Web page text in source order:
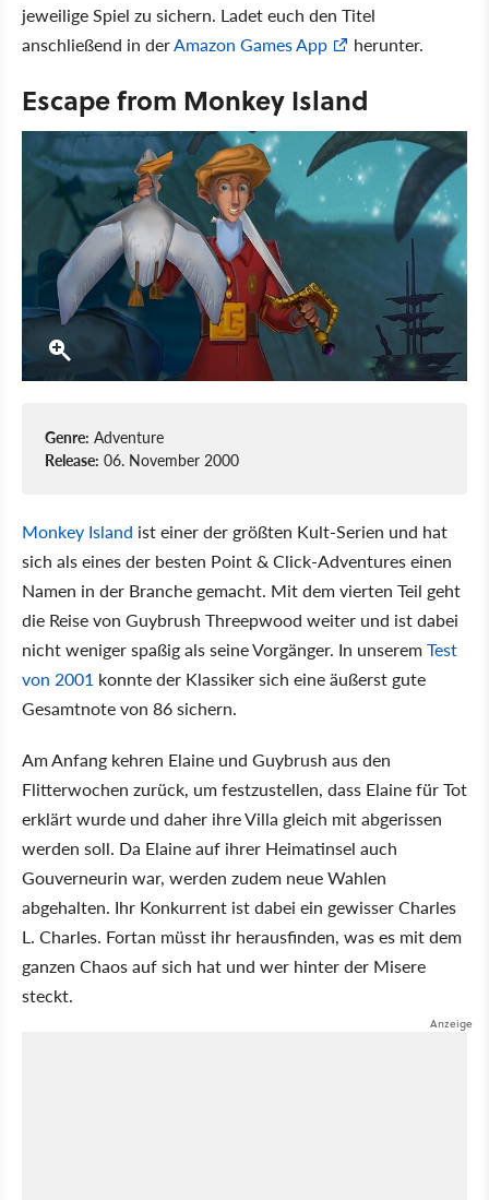
jeweilige Spiel zu sichern. Ladet euch den Titel
anschließend in derAmazon Games App herunter.
Escape from Monkey Island
Genre: Adventure
Release: 06. November 2000
Monkey Island ist einer der größten Kult-Serien und hat
sich als eines der besten Point & Click-Adventures einen
Namen in der Branche gemacht. Mit dem vierten Teil geht
die Reise von Guybrush Threepwood weiter und ist dabei
nicht weniger spaßig als seine Vorgänger. In unseremTest
von 2001 konnte der Klassiker sich eine äußerst gute
Gesamtnote von 86 sichern.
Am Anfang kehren Elaine und Guybrush aus den
Flitterwochen zurück, um festzustellen, dass Elaine für Tot
erklärt wurde und daher ihre Villa gleich mit abgerissen
werden soll. Da Elaine auf ihrer Heimatinsel auch
Gouverneurin war, werden zudem neue Wahlen
abgehalten. Ihr Konkurrent ist dabei ein gewisser Charles
L. Charles. Fortan müsst ihr herausfinden, was es mit dem
ganzen Chaos auf sich hat und wer hinter der Misere
steckt.